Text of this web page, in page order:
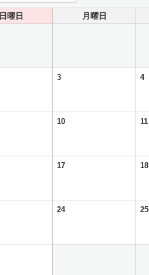
日曜日 月曜日
3 4
10 11
17 18
24 25